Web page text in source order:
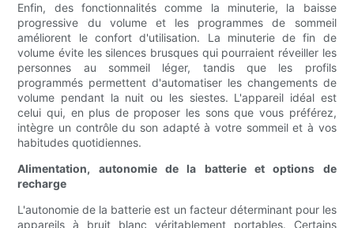
Enfin, des fonctionnalités comme la minuterie, la baisse
progressive du volume et les programmes de sommeil
améliorent le confort d'utilisation. La minuterie de fin de
volume évite les silences brusques qui pourraient réveiller les
personnes au sommeil léger, tandis que les profils
programmés permettent d'automatiser les changements de
volume pendant la nuit ou les siestes. L'appareil idéal est
celui qui, en plus de proposer les sons que vous préférez,
intègre un contrôle du son adapté à votre sommeil et à vos
habitudes quotidiennes.
Alimentation, autonomie de la batterie et options de
recharge
L'autonomie de la batterie est un facteur déterminant pour les
appareils à bruit blanc véritablement portables. Certains